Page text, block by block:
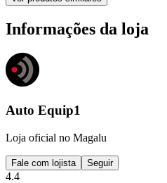
Informações da loja
Auto Equip1
Loja oficial no Magalu
Fale com lojista Seguir
4.4